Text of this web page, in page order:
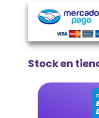
Stock en